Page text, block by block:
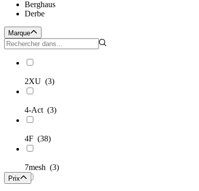
Berghaus
Derbe
Marque
2XU (3)
4-Act (3)
4F (38)
7mesh (3)
Prix